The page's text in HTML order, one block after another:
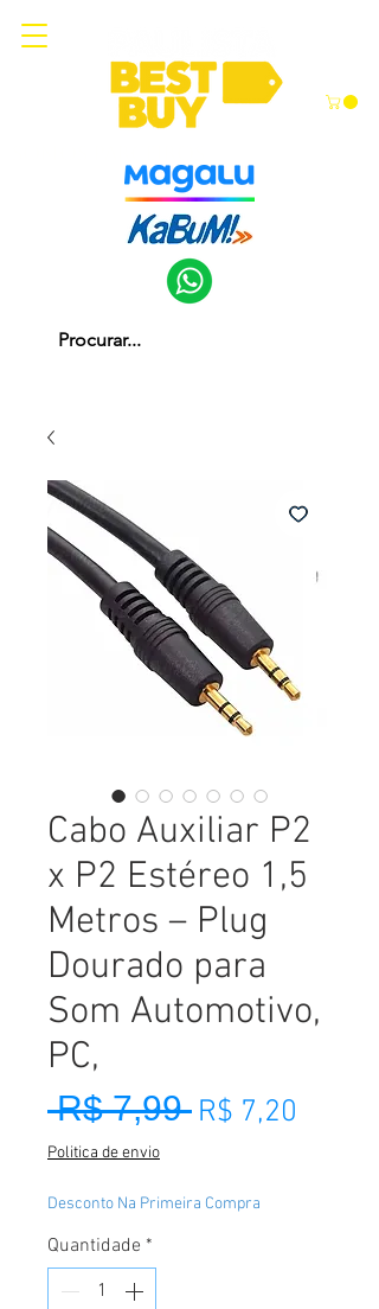
Cabo Auxiliar P2
x P2 Estéreo 1,5
Metros – Plug
Dourado para
Som Automotivo,
PC,
R$ 7,99 Preço normal
R$ 7,20
Politica de envio
Desconto Na Primeira Compra
Quantidade *